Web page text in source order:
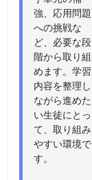
強、応用問題
への挑戦な
ど、必要な段
階から取り組
めます。学習
内容を整理し
ながら進めた
い生徒にとっ
て、取り組み
やすい環境で
す。